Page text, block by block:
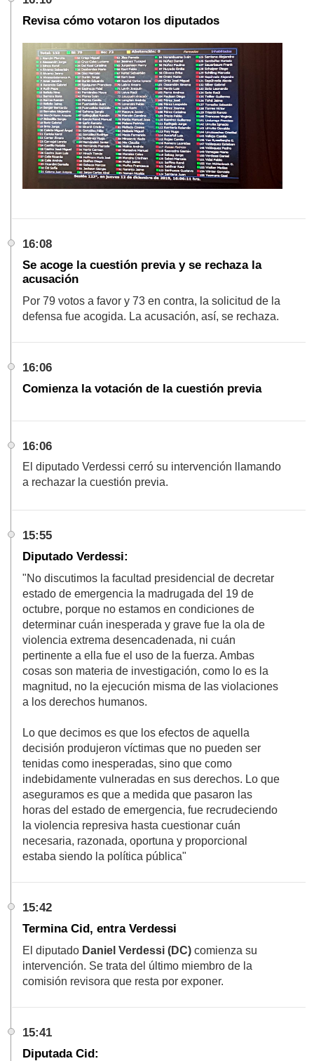
Revisa cómo votaron los diputados
16:08
Se acoge la cuestión previa y se rechaza la
acusación
Por 79 votos a favor y 73 en contra, la solicitud de la
defensa fue acogida. La acusación, así, se rechaza.
16:06
Comienza la votación de la cuestión previa
16:06
El diputado Verdessi cerró su intervención llamando
a rechazar la cuestión previa.
15:55
Diputado Verdessi:
"No discutimos la facultad presidencial de decretar
estado de emergencia la madrugada del 19 de
octubre, porque no estamos en condiciones de
determinar cuán inesperada y grave fue la ola de
violencia extrema desencadenada, ni cuán
pertinente a ella fue el uso de la fuerza. Ambas
cosas son materia de investigación, como lo es la
magnitud, no la ejecución misma de las violaciones
a los derechos humanos.
Lo que decimos es que los efectos de aquella
decisión produjeron víctimas que no pueden ser
tenidas como inesperadas, sino que como
indebidamente vulneradas en sus derechos. Lo que
aseguramos es que a medida que pasaron las
horas del estado de emergencia, fue recrudeciendo
la violencia represiva hasta cuestionar cuán
necesaria, razonada, oportuna y proporcional
estaba siendo la política pública"
15:42
Termina Cid, entra Verdessi
El diputado Daniel Verdessi (DC) comienza su
intervención. Se trata del último miembro de la
comisión revisora que resta por exponer.
15:41
Diputada Cid: